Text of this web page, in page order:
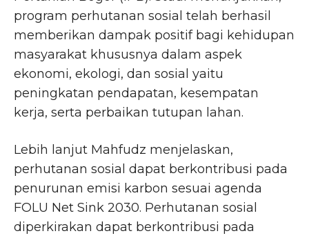
program perhutanan sosial telah berhasil
memberikan dampak positif bagi kehidupan
masyarakat khususnya dalam aspek
ekonomi, ekologi, dan sosial yaitu
peningkatan pendapatan, kesempatan
kerja, serta perbaikan tutupan lahan.
Lebih lanjut Mahfudz menjelaskan,
perhutanan sosial dapat berkontribusi pada
penurunan emisi karbon sesuai agenda
FOLU Net Sink 2030. Perhutanan sosial
diperkirakan dapat berkontribusi pada